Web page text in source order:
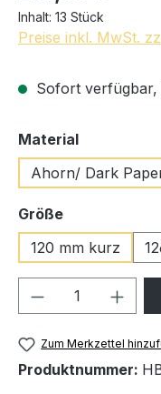
Inhalt: 13 Stück
Preise inkl. MwSt.
Sofort verfügbar,
Materialauswählen
Ahorn/ Dark
Größeauswählen
120 mm kurz
Produkt
Zum Merkzettel
Produktnummer: